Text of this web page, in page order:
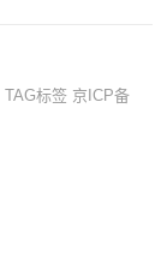
TAG标签 京ICP备